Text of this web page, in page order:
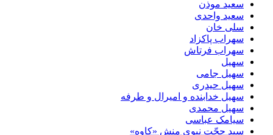
سعید موذن
سعید واحدی
سلی خان
سهراب پاکزاد
سهراب فرتاش
سهیل
سهیل جامی
سهیل حیدری
سهیل خدابنده و امیرال و طرفه
سهیل محمدی
سیامک عباسی
سید حجّت نبوی منش «کاوه»